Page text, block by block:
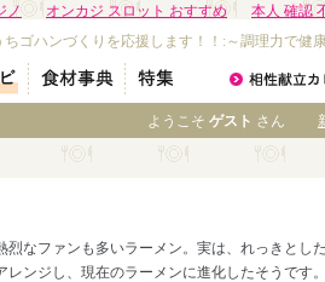
ノ オンカジ スロット おすすめ 本人 確認
ゴハンづくりを応援します！！:～調理力で健
ようこそ ゲスト さん
烈なファンも多いラーメン。実は、れっきとし
レンジし、現在のラーメンに進化したそうです